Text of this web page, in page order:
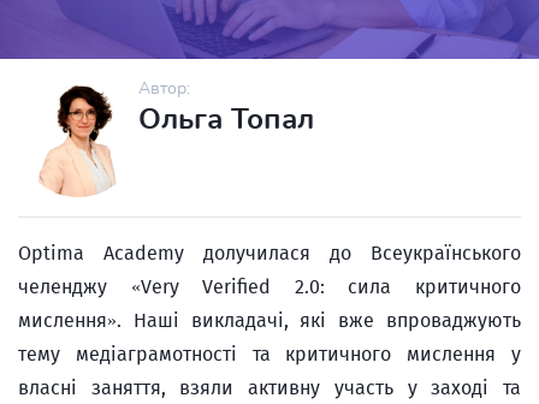
Автор:
Ольга Топал
Optima Academy долучилася до Всеукраїнського
челенджу «Very Verified 2.0: сила критичного
мислення». Наші викладачі, які вже впроваджують
тему медіаграмотності та критичного мислення у
власні заняття, взяли активну участь у заході та